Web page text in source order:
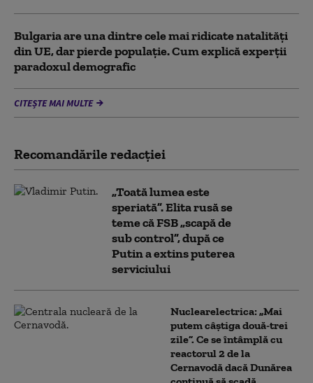
Bulgaria are una dintre cele mai ridicate natalități
din UE, dar pierde populație. Cum explică experții
paradoxul demografic
CITEȘTE MAI MULTE
Recomandările redacţiei
„Toată lumea este
speriată”. Elita rusă se
teme că FSB „scapă de
sub control”, după ce
Putin a extins puterea
serviciului
Nuclearelectrica: „Mai
putem câștiga două-trei
zile”. Ce se întâmplă cu
reactorul 2 de la
Cernavodă dacă Dunărea